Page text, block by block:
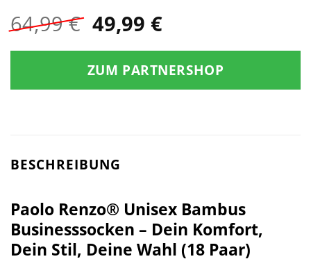
64,99€ Ursprünglicher
Preis
war:
64,99 €
49,99 €Aktueller
ist:
49,99 €.
ZUM PARTNERSHOP
BESCHREIBUNG
Paolo Renzo® Unisex Bambus
Businesssocken – Dein Komfort,
Dein Stil, Deine Wahl (18 Paar)